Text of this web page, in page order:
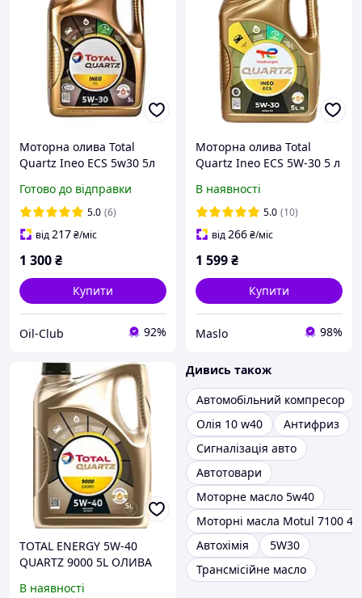
Моторна олива Total
Quartz Ineo ECS 5w30 5л
Готово до відправки
5.0 (6)
від217₴/міс
1 300₴
Купити
Oil-Club 92%
Моторна олива Total
Quartz Ineo ECS 5W-30 5 л
В наявності
5.0 (10)
від266₴/міс
1 599₴
Купити
Maslo 98%
TOTAL ENERGY 5W-40
QUARTZ 9000 5L ОЛИВА
В наявності
Дивись також
Автомобільний компресор
Олія 10 w40
Антифриз
Сигналізація авто
Автотовари
Моторне масло 5w40
Моторні масла Motul 7100 4T
Автохімія
5W30
Трансмісійне масло